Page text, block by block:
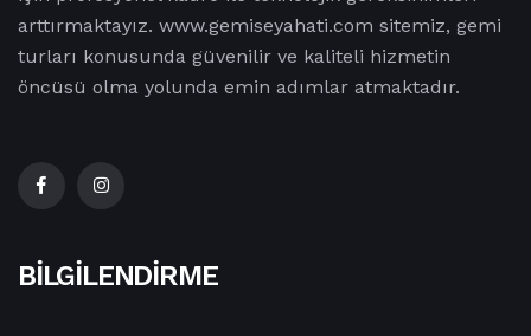
arttırmaktayız. www.gemiseyahati.com sitemiz, gemi
turları konusunda güvenilir ve kaliteli hizmetin
öncüsü olma yolunda emin adımlar atmaktadır.
BILGILENDIRME